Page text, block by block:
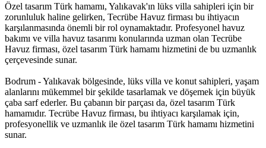
Özel tasarım Türk hamamı, Yalıkavak'ın lüks villa sahipleri için bir
zorunluluk haline gelirken, Tecrübe Havuz firması bu ihtiyacın
karşılanmasında önemli bir rol oynamaktadır. Profesyonel havuz
bakımı ve villa havuz tasarımı konularında uzman olan Tecrübe
Havuz firması, özel tasarım Türk hamamı hizmetini de bu uzmanlık
çerçevesinde sunar.
Bodrum - Yalıkavak bölgesinde, lüks villa ve konut sahipleri, yaşam
alanlarını mükemmel bir şekilde tasarlamak ve döşemek için büyük
çaba sarf ederler. Bu çabanın bir parçası da, özel tasarım Türk
hamamıdır. Tecrübe Havuz firması, bu ihtiyacı karşılamak için,
profesyonellik ve uzmanlık ile özel tasarım Türk hamamı hizmetini
sunar.